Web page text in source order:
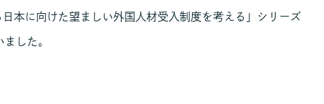
本に向けた望ましい外国人材受入制度を考える」シリーズ
した。